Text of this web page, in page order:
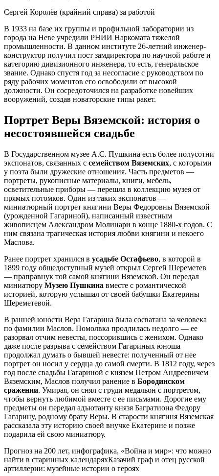
Сергей Королёв (крайний справа) за работой
В 1933 на базе их группы и профильной лаборатории из
города на Неве учредили РНИИ Наркомата тяжелой
промышленности. В данном институте 26-летний инженер-
конструктор получил пост замдиректора по научной работе и
категорию дивизионного инженера, то есть, генеральское
звание. Однако спустя год за несогласие с руководством по
ряду рабочих моментов его освободили от высокой
должности. Он сосредоточился на разработке новейших
вооружений, создав новаторские типы ракет.
Портрет Веры Вяземской: история о
несостоявшейся свадьбе
В Государственном музее А.С. Пушкина есть более полусотни
экспонатов, связанных с семейством Вяземских, с которыми
у поэта были дружеские отношения. Часть предметов —
портреты, рукописные материалы, книги, мебель,
осветительные приборы — перешла в коллекцию музея от
прямых потомков. Один из таких экспонатов —
миниатюрный портрет княгини Веры Федоровны Вяземской
(урожденной Гагариной), написанный известным
живописцем Александром Молинари в конце 1880-х годов. С
ним связана трагическая история любви княгини и некоего
Маслова.
Ранее портрет хранился в усадьбе Остафьево, в которой в
1899 году общедоступный музей открыл Сергей Шереметев
— праправнук той самой княгини Вяземской. Он передал
миниатюру Музею Пушкина вместе с романтической
историей, которую услышал от своей бабушки Екатерины
Шереметевой.
В ранней юности Вера Гагарина была сосватана за человека
по фамилии Маслов. Помолвка продлилась недолго — ее
разорвал отчим невесты, поссорившись с женихом. Однако
даже после разрыва с семейством Гагариных юноша
продолжал думать о бывшей невесте: полученный от нее
портрет он носил у сердца до самой смерти. В 1812 году, через
год после свадьбы Гагариной с князем Петром Андреевичем
Вяземским, Маслов получил ранение в Бородинском
сражении. Умирая, он снял с груди медальон с портретом,
чтобы вернуть любимой вместе с ее письмами. Дорогие ему
предметы он передал адъютанту князя Багратиона Федору
Гагарину, родному брату Веры. В старости княгиня Вяземская
рассказала эту историю своей внучке Екатерине и позже
подарила ей свою миниатюру.
Прогноз на 200 лет, инфографика, «Война и мир»: что можно
найти в старинных календаряхКазачий граф и отец русской
артиллерии: музейные истории о героях